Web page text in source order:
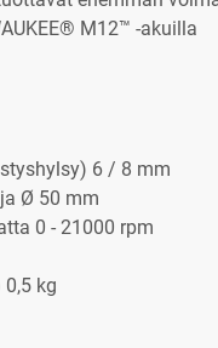
M12™ -akuilla
6 / 8 mm
Ø 50 mm
0 - 21000 rpm
kg